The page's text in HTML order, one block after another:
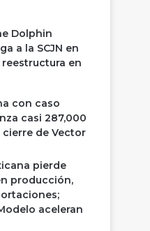
Dolphin
a la SCJN en
en
con caso
casi 287,000
de Vector
pierde
producción,
aceleran